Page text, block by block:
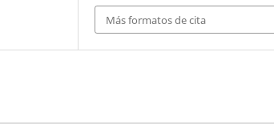
Más formatos de cita